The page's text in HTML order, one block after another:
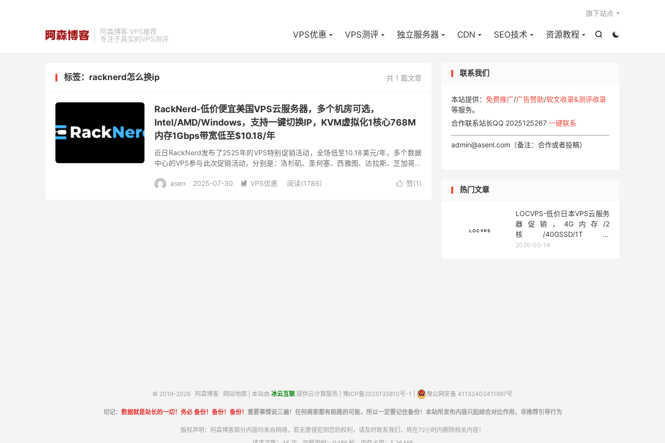
阿森博客 VPS推荐
专注于真实的VPS测评


VPS优惠 VPS测评 独立服务器 CDN SEO技术 资源教程
旗下站点
共 1 篇文章
标签：racknerd怎么换ip
RackNerd-低价便宜美国VPS云服务器，多个机房可选，
Intel/AMD/Windows，支持一键切换IP，KVM虚拟化1核心768M
内存1Gbps带宽低至$10.18/年
近日RackNerd发布了2525年的VPS特别促销活动，全场低至10.18美元/年，多个数据
中心的VPS参与此次促销活动，分别是：洛杉矶、圣何塞、西雅图、达拉斯、芝加哥、
 赞(1)
asen 2025-07-30  VPS优惠 阅读(1786)
联系我们
本站提供： 免费推广/广告赞助/软文收录&测评收录
等服务。
合作联系站长QQ 2025125267 一键联系
admin@asenl.com（备注：合作或者投稿）
热门文章
LOCVPS-低价日本VPS云服务
器促销，4G内存/2
核/40GSSD/1T流
量/450Mbps带宽，低至36元/
2026-05-14
© 2019-2026 阿森博客 网站地图 | 本站由 冰云互联 提供云计算服务 | 豫ICP备2025135810号-1 豫公网安备 41132402411697号
切记： 数据就是站长的一切！务必 备份！备份！备份！ 重要事情说三遍！任何商家都有跑路的可能，所以一定要记住备份！本站所发布内容只起综合对比作用，非推荐引导行为
版权声明：阿森博客部分内容均来自网络，若无意侵犯到您的权利，请及时联系我们，将在72小时内删除相关内容！